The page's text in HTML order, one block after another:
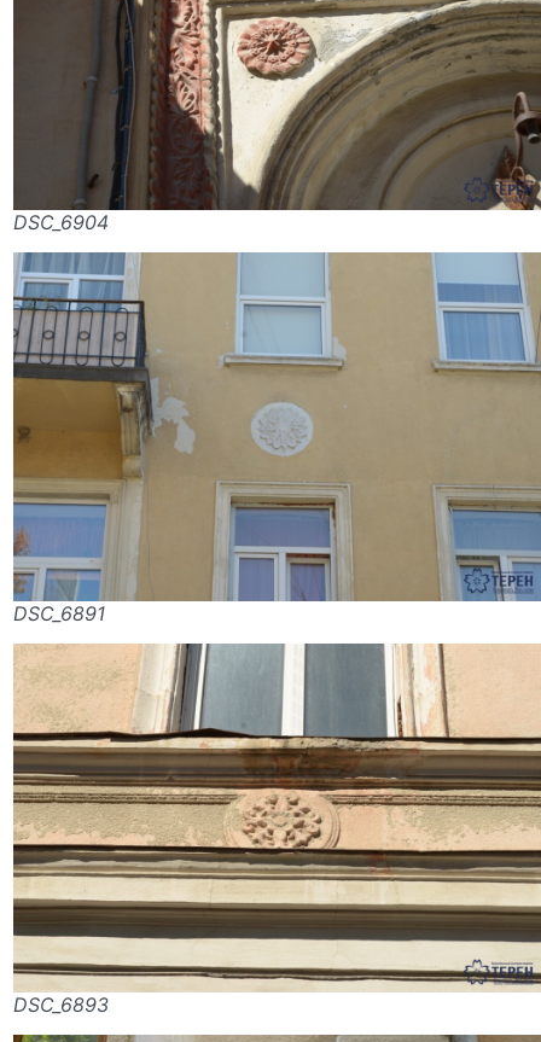
DSC_6904
DSC_6891
DSC_6893